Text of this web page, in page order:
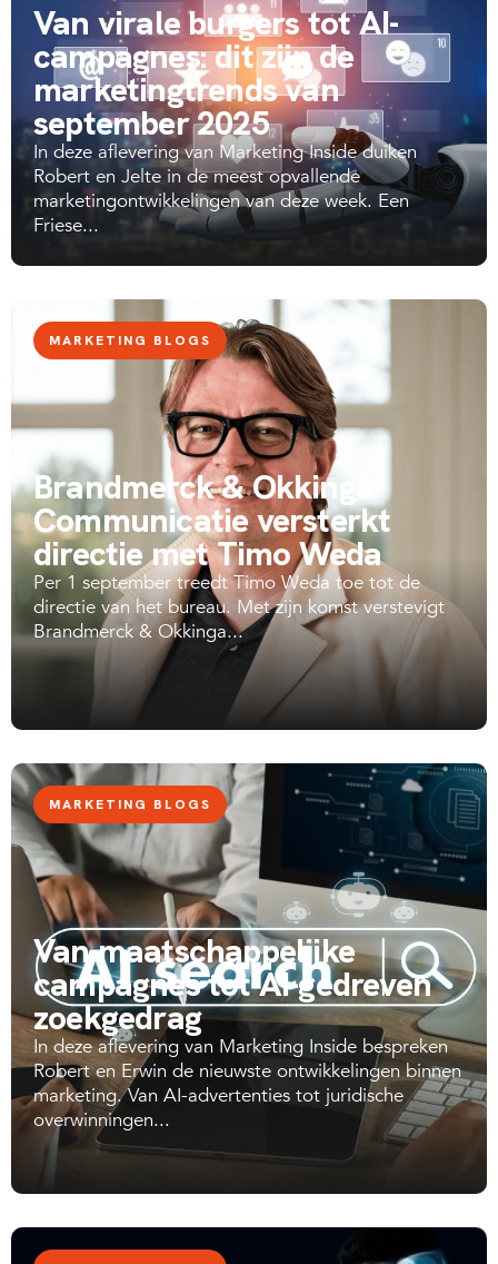
Van virale burgers tot AI-
campagnes: dit zijn de
marketingtrends van
september 2025
In deze aflevering van Marketing Inside duiken
Robert en Jelte in de meest opvallende
marketingontwikkelingen van deze week. Een
Friese...
MARKETING BLOGS
Brandmerck & Okkinga
Communicatie versterkt
directie met Timo Weda
Per 1 september treedt Timo Weda toe tot de
directie van het bureau. Met zijn komst verstevigt
Brandmerck & Okkinga...
MARKETING BLOGS
Van maatschappelijke
campagnes tot AI-gedreven
zoekgedrag
In deze aflevering van Marketing Inside bespreken
Robert en Erwin de nieuwste ontwikkelingen binnen
marketing. Van AI-advertenties tot juridische
overwinningen...